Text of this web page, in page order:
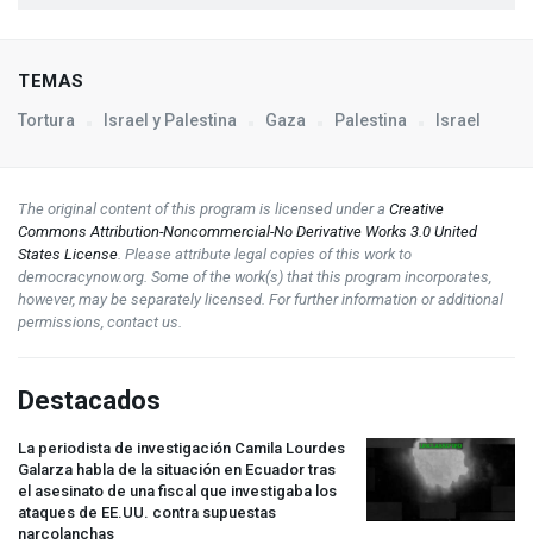
TEMAS
Tortura Israel y Palestina Gaza Palestina Israel
The original content of this program is licensed under a Creative
Commons Attribution-Noncommercial-No Derivative Works 3.0 United
States License . Please attribute legal copies of this work to
democracynow.org. Some of the work(s) that this program incorporates,
however, may be separately licensed. For further information or additional
permissions, contact us.
Destacados
La periodista de investigación Camila Lourdes
Galarza habla de la situación en Ecuador tras
el asesinato de una fiscal que investigaba los
ataques de EE.UU. contra supuestas
narcolanchas